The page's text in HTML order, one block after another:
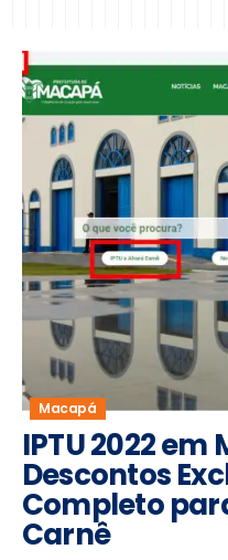
Macapá
IPTU 2022 em
Descontos
Completo
Carnê